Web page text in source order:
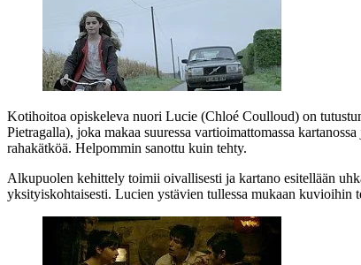
Kotihoitoa opiskeleva nuori Lucie (Chloé Coulloud) on
Pietragalla), joka makaa suuressa vartioimattomassa
rahakätköä. Helpommin sanottu kuin tehty.
Alkupuolen kehittely toimii oivallisesti ja kartano esitellään
yksityiskohtaisesti. Lucien ystävien tullessa mukaan kuvioihin